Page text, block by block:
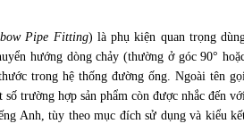
Pipe Fitting) là phụ kiện quan trọng
hướng dòng chảy (thường ở góc 90°
trong hệ thống đường ống. Ngoài tên
trường hợp sản phẩm còn được nhắc đến
Anh, tùy theo mục đích sử dụng và kiểu